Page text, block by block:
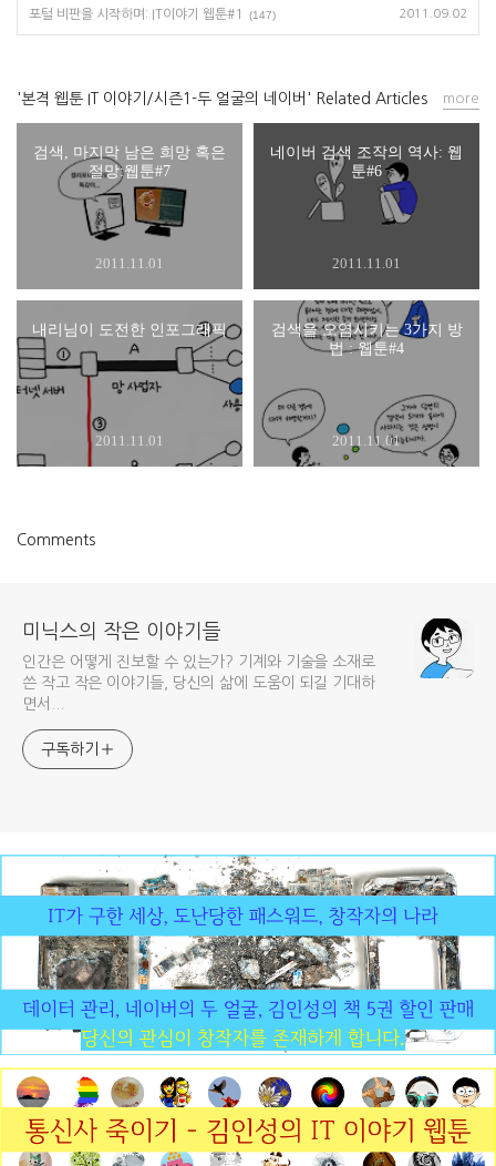
포털 비판을 시작하며: IT이야기 웹툰#1 (147) 2011.09.02
'본격 웹툰 IT 이야기/시즌1-두 얼굴의 네이버' Related Articles
검색, 마지막 남은 희망 혹은
절망:웹툰#7
2011.11.01
네이버 검색 조작의 역사: 웹
툰#6
2011.11.01
내리님이 도전한 인포그래픽
2011.11.01
검색을 오염시키는 3가지 방
법 : 웹툰#4
2011.11.01
more
Comments
미닉스의 작은 이야기들
인간은 어떻게 진보할 수 있는가? 기계와 기술을 소재로
쓴 작고 작은 이야기들, 당신의 삶에 도움이 되길 기대하
면서...
구독하기